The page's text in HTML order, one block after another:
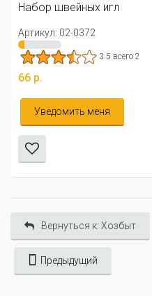
Набор швейных игл
Артикул: 02-0372
3.5 всего 2
66 р.
Уведомить меня
Вернуться к: Хозбыт
Предыдущий